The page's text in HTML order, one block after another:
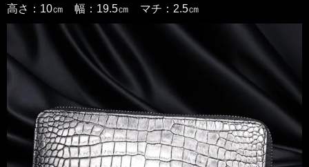
高さ：10㎝ 幅：19.5㎝ マチ：2.5㎝